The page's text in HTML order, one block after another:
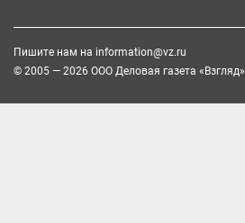
Пишите нам на information@vz.ru
© 2005 — 2026 ООО Деловая газета «Взгляд»